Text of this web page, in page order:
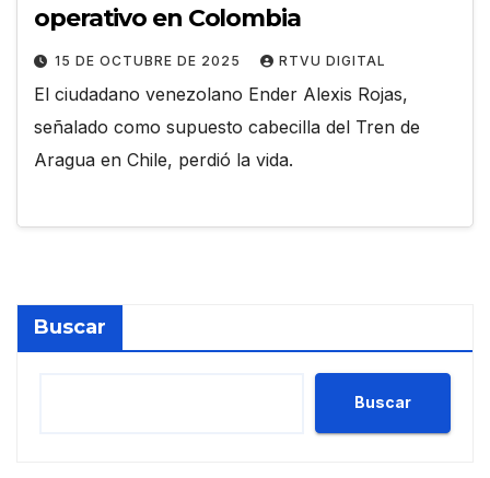
operativo en Colombia
15 DE OCTUBRE DE 2025 RTVU DIGITAL
El ciudadano venezolano Ender Alexis Rojas,
señalado como supuesto cabecilla del Tren de
Aragua en Chile, perdió la vida.
Buscar
Buscar